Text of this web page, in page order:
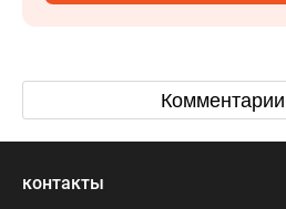
Комментарии
контакты